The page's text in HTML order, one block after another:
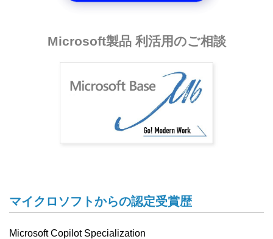
Microsoft製品 利活用のご相談
マイクロソフトからの認定受賞歴
Microsoft Copilot Specialization